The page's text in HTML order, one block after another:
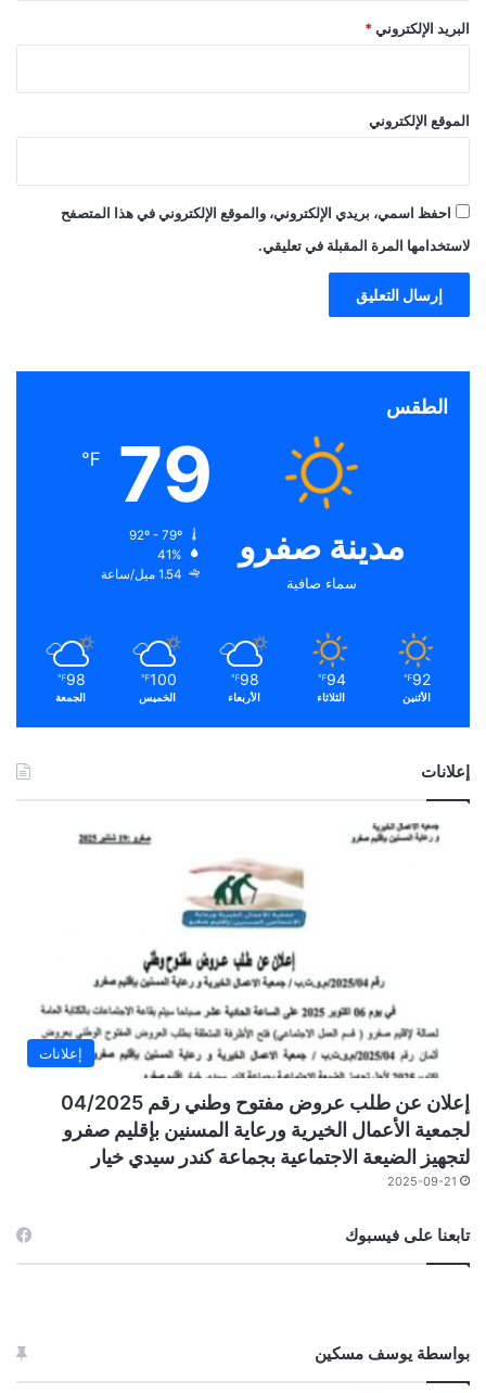
البريد الإلكتروني *
الموقع الإلكتروني
احفظ اسمي، بريدي الإلكتروني، والموقع الإلكتروني في هذا المتصفح
لاستخدامها المرة المقبلة في تعليقي.
الطقس
مدينة صفرو
سماء صافية
79
℉
41%
1.54 ميل/ساعة
92
℉
الأثنين
94
℉
الثلاثاء
98
℉
الأربعاء
100
℉
الخميس
98
℉
الجمعة
إعلانات
إعلانات
إعلان عن طلب عروض مفتوح وطني رقم 04/2025
لجمعية الأعمال الخيرية ورعاية المسنين بإقليم صفرو
لتجهيز الضيعة الاجتماعية بجماعة كندر سيدي خيار
2025-09-21
تابعنا على فيسبوك
بواسطة يوسف مسكين